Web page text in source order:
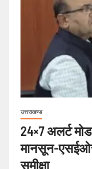
उत्तराखण्ड
24×7 अलर्ट
मानसून-
समीक्षा